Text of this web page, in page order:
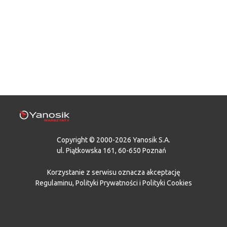
Copyright © 2000-2026 Yanosik S.A.
ul. Piątkowska 161, 60-650 Poznań
Korzystanie z serwisu oznacza akceptację
Regulaminu, Polityki Prywatności i Polityki Cookies